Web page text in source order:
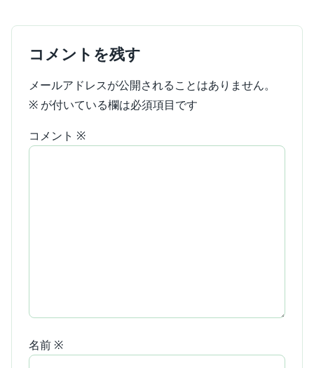
コメントを残す
メールアドレスが公開されることはありません。
※ が付いている欄は必須項目です
コメント ※
名前 ※